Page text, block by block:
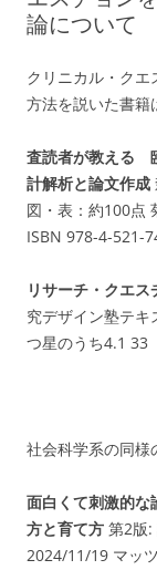
論について
クリニカル・クエ
方法を説いた書籍
査読者が教える
計解析と論文作成
図・表：約100点
ISBN 978-4-521-
リサーチ・クエ
究デザイン塾テ
つ星のうち4.1 33
社会科学系の同様
面白くて刺激的な
方と育て方 第2版:
2024/11/19 マッ